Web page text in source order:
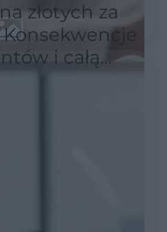
złotych za
i całą